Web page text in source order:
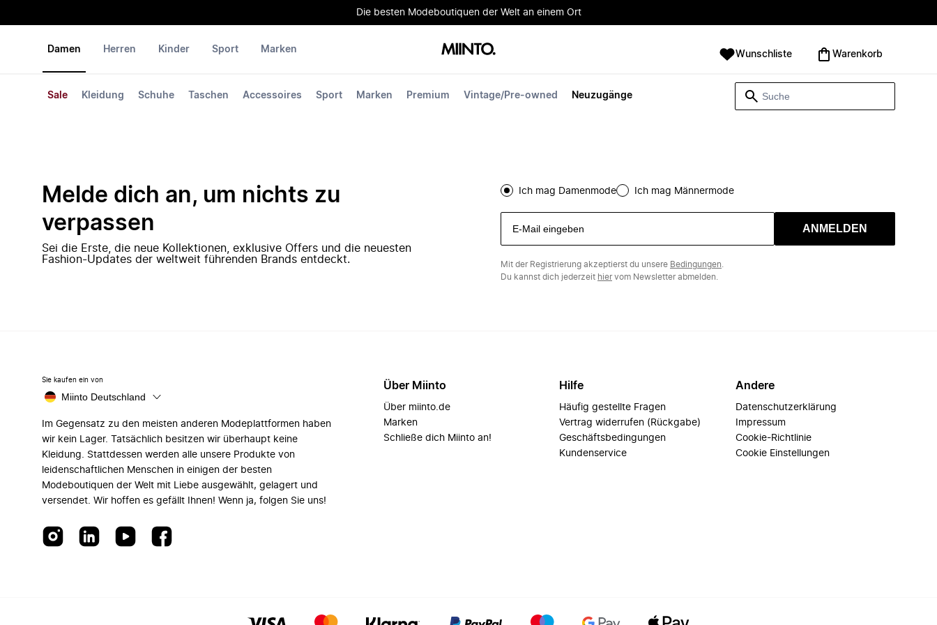
Die besten Modeboutiquen der Welt an einem Ort
Damen
Sale Kleidung Schuhe Taschen Accessoires Sport Marken Premium Vintage/Pre-owned Neuzugänge
Herren Kinder Sport Marken Wunschliste Warenkorb
Melde dich an, um nichts zu
verpassen
Sei die Erste, die neue Kollektionen, exklusive Offers und die neuesten
Fashion-Updates der weltweit führenden Brands entdeckt.
Ich mag Damenmode Ich mag Männermode
ANMELDEN
Mit der Registrierung akzeptierst du unsere Bedingungen
Du kannst dich jederzeit hiervom Newsletter abmelden.
Sie kaufen ein von
Miinto Deutschland
Im Gegensatz zu den meisten anderen Modeplattformen haben
wir kein Lager. Tatsächlich besitzen wir überhaupt keine
Kleidung. Stattdessen werden alle unsere Produkte von
leidenschaftlichen Menschen in einigen der besten
Modeboutiquen der Welt mit Liebe ausgewählt, gelagert und
versendet. Wir hoffen es gefällt Ihnen! Wenn ja, folgen Sie uns!
Über Miinto
Über miinto.de
Marken
Schließe dich Miinto an!
Hilfe
Häufig gestellte Fragen
Vertrag widerrufen (Rückgabe)
Geschäftsbedingungen
Kundenservice
Andere
Datenschutzerklärung
Impressum
Cookie-Richtlinie
Cookie Einstellungen